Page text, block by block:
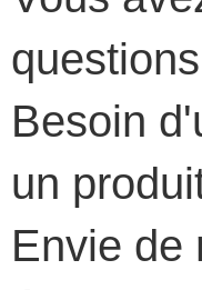
Besoin
un
Envie de